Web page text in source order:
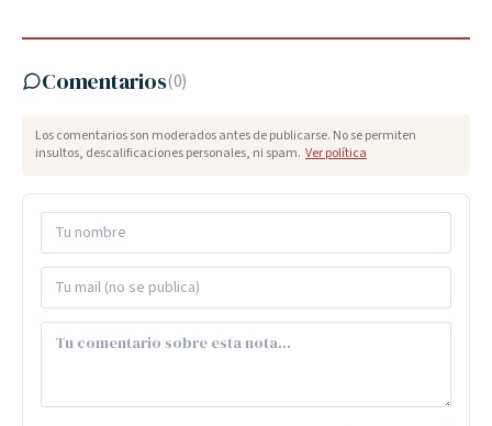
Comentarios(0)
Los comentarios son moderados antes de publicarse. No se permiten
insultos, descalificaciones personales, ni spam. Ver política